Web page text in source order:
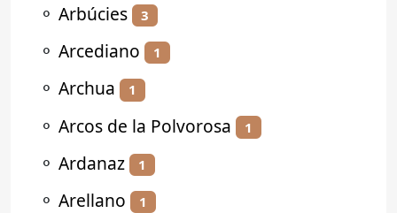
⚬ Arbúcies 3
⚬ Arcediano 1
⚬ Archua 1
⚬ Arcos de la Polvorosa 1
⚬ Ardanaz 1
⚬ Arellano 1